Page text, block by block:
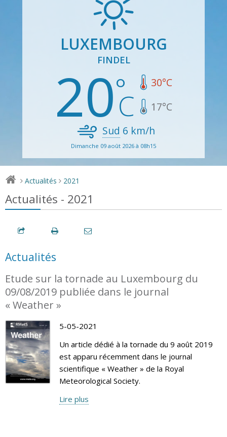
LUXEMBOURG
FINDEL
20 30°C
17°C
Sud 6 km/h
Dimanche 09 août 2026 à 08h15
> Actualités > 2021
Actualités - 2021
Actualités
Etude sur la tornade au Luxembourg du
09/08/2019 publiée dans le journal
« Weather »
5-05-2021
Un article dédié à la tornade du 9 août 2019
est apparu récemment dans le journal
scientifique « Weather » de la Royal
Meteorological Society.
Lire plus